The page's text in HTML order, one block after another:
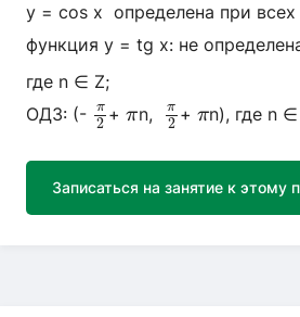
y = cos x определена при
функция y = tg x: не
где n ∈ Z;
ОДЗ: (-
π
2
π 2
+π
πn, π
2
π 2
+ π
πn), где n
Записаться на занятие к этому